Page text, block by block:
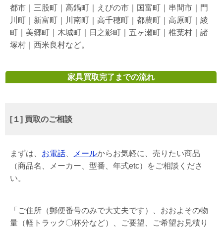
都市｜三股町｜高鍋町｜えびの市｜国富町｜串間市｜門
川町｜新富町｜川南町｜高千穂町｜都農町｜高原町｜綾
町｜美郷町｜木城町｜日之影町｜五ヶ瀬町｜椎葉村｜諸
塚村｜西米良村など。
家具買取完了までの流れ
[１] 買取のご相談
まずは、 お電話 メールからお気軽に、売りたい商品
（商品名、メーカー、型番、年式etc）をご相談くださ
い。
「ご住所（郵便番号のみで大丈夫です）、おおよその物
量（軽トラック〇杯分など）、ご要望、ご希望お見積り